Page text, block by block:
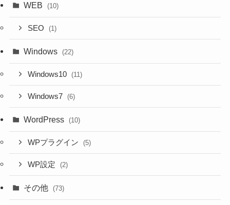
WEB (10)
SEO (1)
Windows (22)
Windows10 (11)
Windows7 (6)
WordPress (10)
WPプラグイン (5)
WP設定 (2)
その他 (73)